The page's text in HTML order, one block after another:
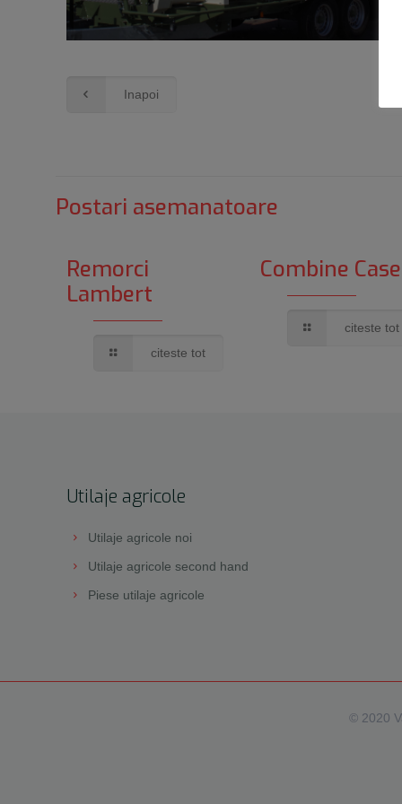
Inapoi
Postari asemanatoare
Remorci
Lambert
citeste tot
Combine
citeste tot
Utilaje agricole
Utilaje agricole noi
Utilaje agricole second hand
Piese utilaje agricole
© 2020